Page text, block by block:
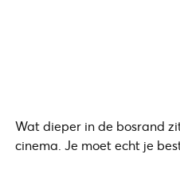
Wat dieper in de bosrand
cinema. Je moet echt je